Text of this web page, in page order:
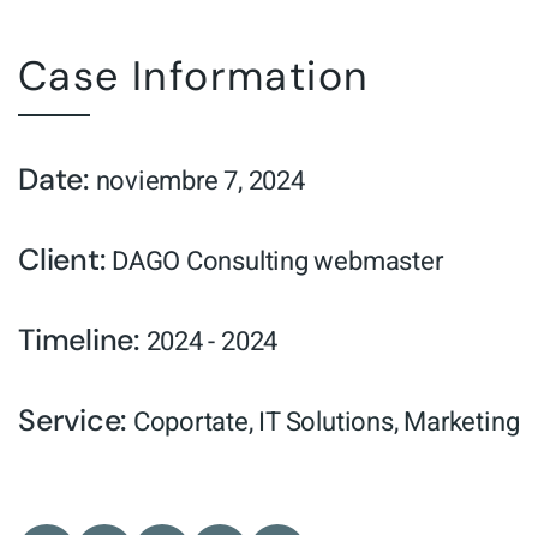
Case Information
Date: noviembre 7, 2024
Client:DAGO Consulting webmaster
Timeline: 2024 - 2024
Service: Coportate,IT Solutions,Marketing